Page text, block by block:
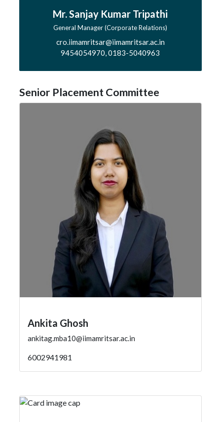
Mr. Sanjay Kumar Tripathi
General Manager (Corporate Relations)
cro.iimamritsar@iimamritsar.ac.in
9454054970, 0183-5040963
Senior Placement Committee
Ankita Ghosh
ankitag.mba10@iimamritsar.ac.in
6002941981